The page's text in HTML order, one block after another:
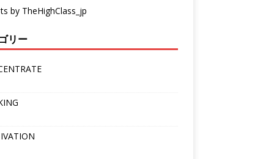
by TheHighClass_jp
リー